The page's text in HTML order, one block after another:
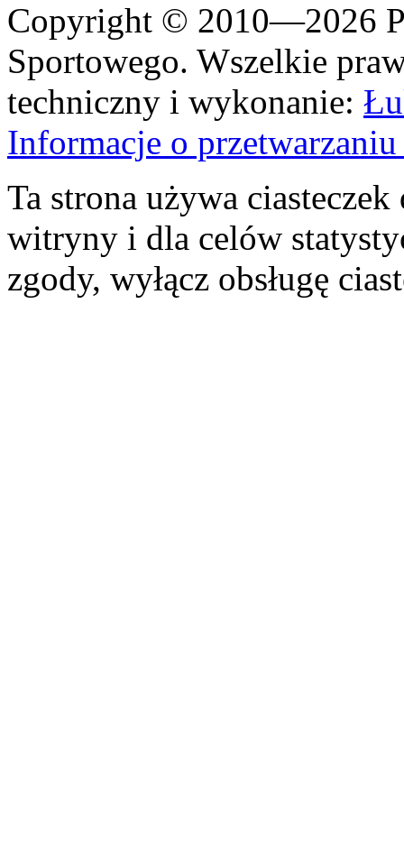
Copyright © 2010—2026
Sportowego. Wszelkie
techniczny i wykonanie:
Informacje o
Ta strona używa
witryny i dla celów
zgody, wyłącz obsługę